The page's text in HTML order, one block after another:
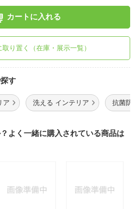
カートに入れる
取り置く（在庫・展示一覧）
す
ア 洗える インテリア 抗菌防
よく一緒に購入されている商品は